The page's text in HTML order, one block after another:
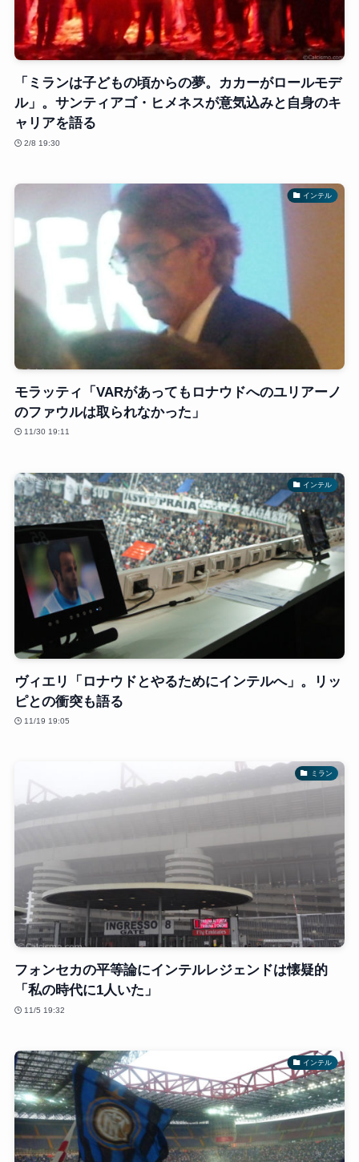
「ミランは子どもの頃からの夢。カカーがロールモデ
ル」。サンティアゴ・ヒメネスが意気込みと自身のキ
ャリアを語る
2/8 19:30
インテル
モラッティ「VARがあってもロナウドへのユリアーノ
のファウルは取られなかった」
11/30 19:11
インテル
ヴィエリ「ロナウドとやるためにインテルへ」。リッ
ピとの衝突も語る
11/19 19:05
ミラン
フォンセカの平等論にインテルレジェンドは懐疑的
「私の時代に1人いた」
11/5 19:32
インテル